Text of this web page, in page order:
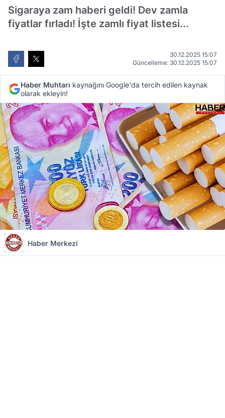
Sigaraya zam haberi geldi! Dev zamla
fiyatlar fırladı! İşte zamlı fiyat listesi...
30.12.2025 15:07
Güncelleme: 30.12.2025 15:07
Haber Muhtarı kaynağını Google'da tercih edilen kaynak
olarak ekleyin!
Haber Merkezi